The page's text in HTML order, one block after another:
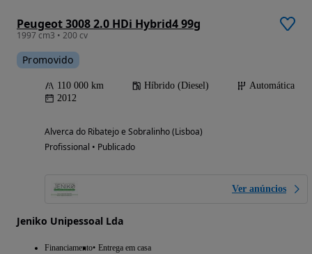
Peugeot 3008 2.0 HDi Hybrid4 99g
1997 cm3 • 200 cv
Promovido
110 000 km Híbrido (Diesel)
Automática
2012
Alverca do Ribatejo e Sobralinho (Lisboa)
Profissional • Publicado
Ver anúncios
Jeniko Unipessoal Lda
Financiamento Entrega em casa